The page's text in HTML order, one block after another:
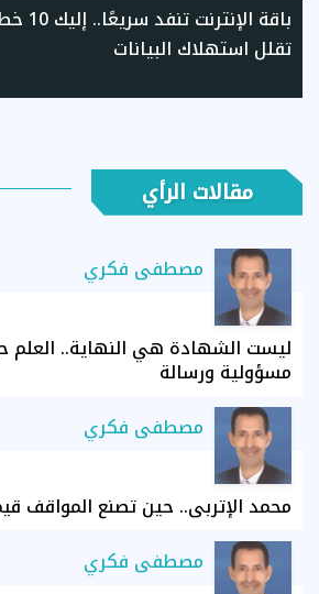
باقة
تقلل استهلاك البيانات
مقالات الرأي
مصطفى فكري
ليست الشهادة هي النهاية.. العلم
مسؤولية ورسالة
مصطفى فكري
محمد الإتربي.. حين تصنع المواقف
مصطفى فكري